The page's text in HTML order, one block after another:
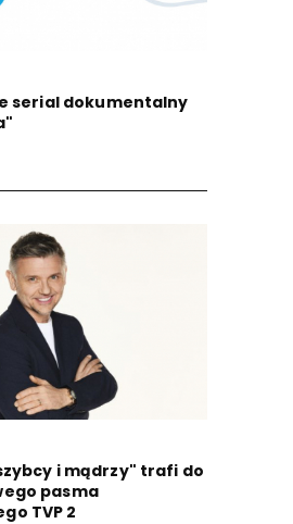
serial dokumentalny
i mądrzy" trafi do
pasma
TVP 2